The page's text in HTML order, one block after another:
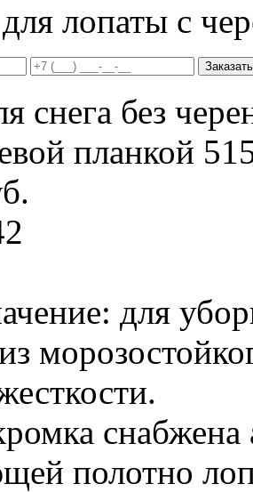
для лопаты с
Заказать
снега без
планкой
для
полотно